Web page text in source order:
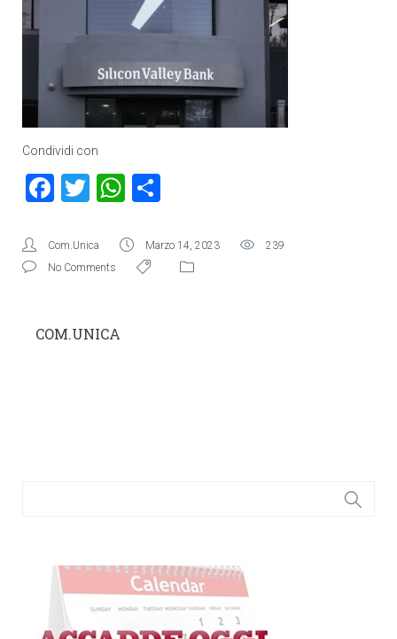
Condividi con
Facebook
TwitterWhatsApp
Com.Unica Marzo 14, 2023
239
No Comments
COM.UNICA